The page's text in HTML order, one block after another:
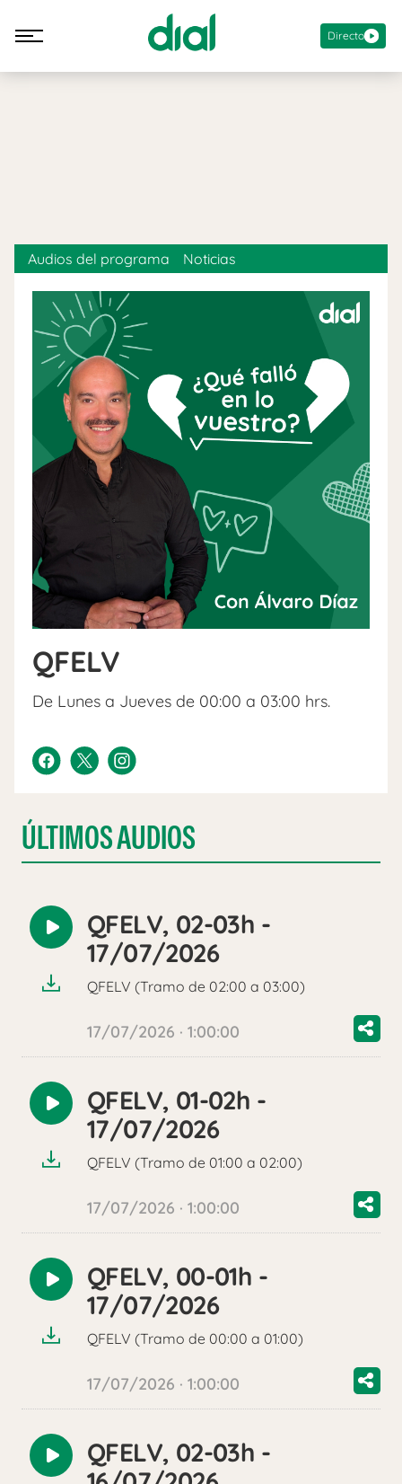
Directo
QFELV
De Lunes a Jueves de 00:00 a 03:00 hrs.
Audios del programa Noticias
ÚLTIMOS AUDIOS
Reproducir
audio
QFELV, 02-03h -
17/07/2026
QFELV (Tramo de 02:00 a 03:00)
17/07/2026 · 1:00:00
Reproducir
audio
QFELV, 01-02h -
17/07/2026
QFELV (Tramo de 01:00 a 02:00)
17/07/2026 · 1:00:00
Reproducir
audio
QFELV, 00-01h -
17/07/2026
QFELV (Tramo de 00:00 a 01:00)
17/07/2026 · 1:00:00
Reproducir
QFELV, 02-03h -